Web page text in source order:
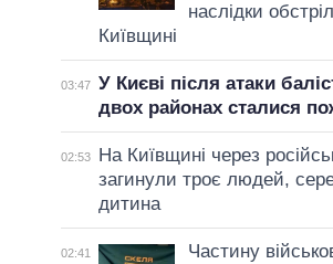
наслідки
Київщині
03:47 У Києві після атаки
двох районах сталися
02:53
На Київщині через
загинули троє людей,
дитина
02:41
Частину